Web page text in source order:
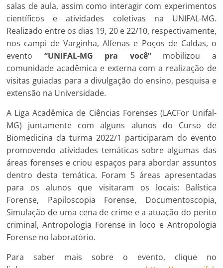
salas de aula, assim como interagir com experimentos
científicos e atividades coletivas na UNIFAL-MG.
Realizado entre os dias 19, 20 e 22/10, respectivamente,
nos campi de Varginha, Alfenas e Poços de Caldas, o
evento “UNIFAL-MG pra você”mobilizou a
comunidade acadêmica e externa com a realização de
visitas guiadas para a divulgação do ensino, pesquisa e
extensão na Universidade.
A Liga Acadêmica de Ciências Forenses (LACFor Unifal-
MG) juntamente com alguns alunos do Curso de
Biomedicina da turma 2022/1 participaram do evento
promovendo atividades temáticas sobre algumas das
áreas forenses e criou espaços para abordar assuntos
dentro desta temática. Foram 5 áreas apresentadas
para os alunos que visitaram os locais: Balística
Forense, Papiloscopia Forense, Documentoscopia,
Simulação de uma cena de crime e a atuação do perito
criminal, Antropologia Forense in loco e Antropologia
Forense no laboratório.
Para saber mais sobre o evento, clique no